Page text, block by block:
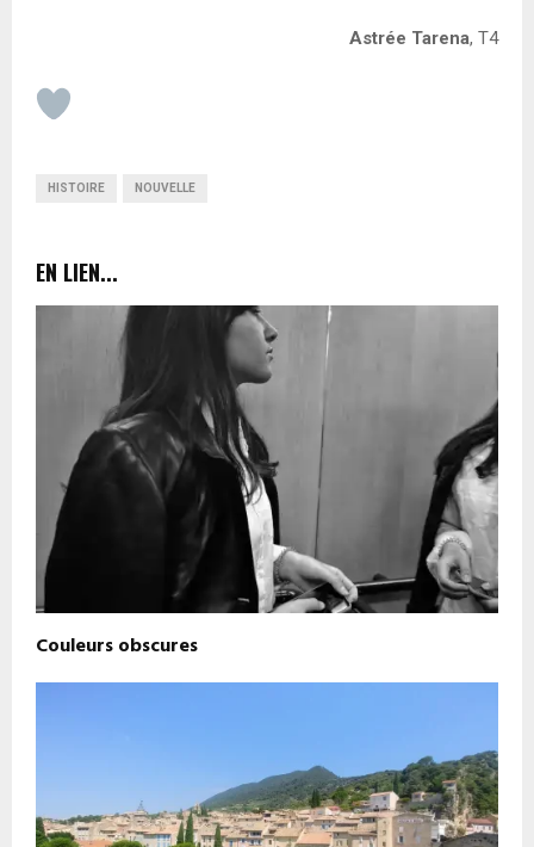
Astrée Tarena, T4
HISTOIRE NOUVELLE
EN LIEN...
Couleurs obscures